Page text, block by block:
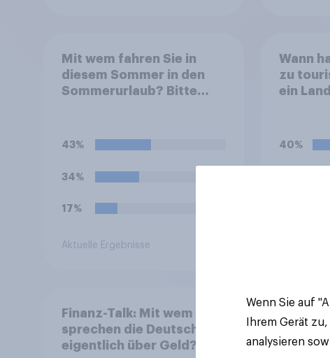
Mit wem fahren Sie in
diesem Sommer in den
Sommerurlaub? Bitte
aus.
43%
34%
17%
Aktuelle Ergebnisse
Wann
zu
ein
40%
Finanz-Talk: Mit wem
sprechen die Deutschen
eigentlich über Geld?
Wenn Sie auf
Ihrem Gerät
analysieren